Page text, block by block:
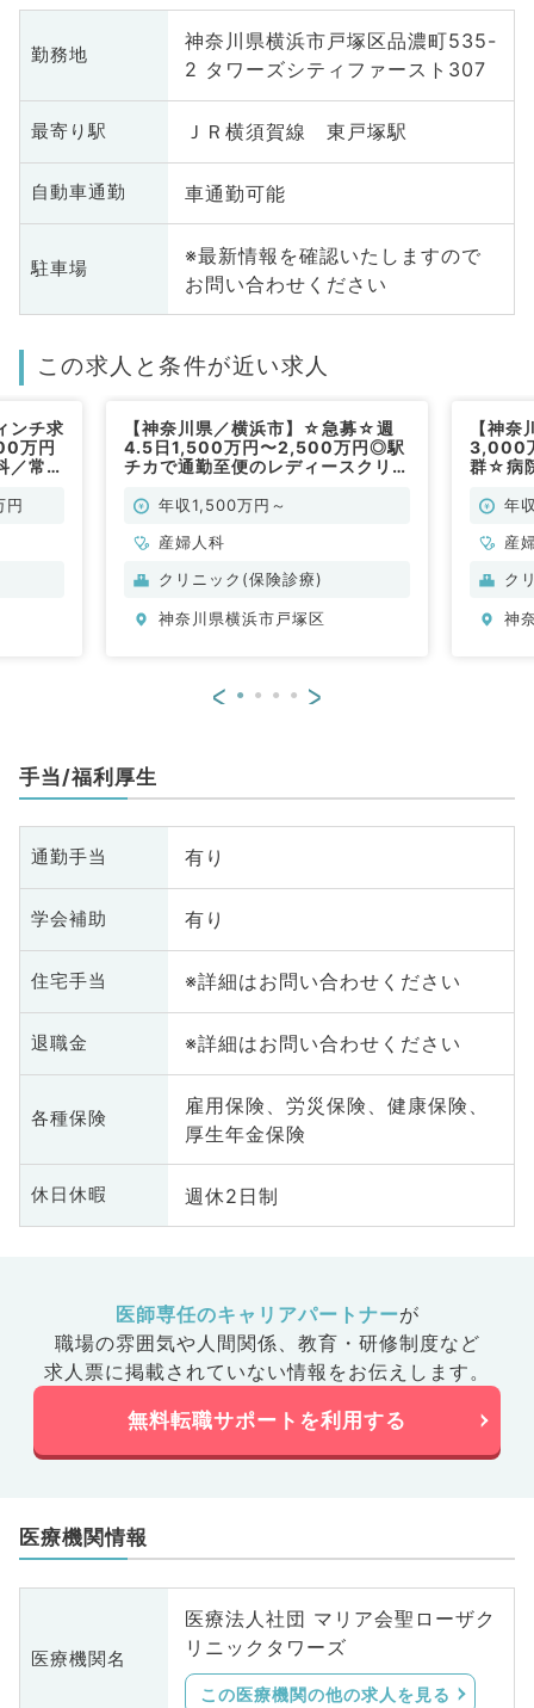
勤務地
神奈川県横浜市戸塚区品濃町535-
2 タワーズシティファースト307
最寄り駅 ＪＲ横須賀線 東戸塚駅
自動車通勤 車通勤可能
駐車場
※最新情報を確認いたしますので
お問い合わせください
この求人と条件が近い求人
ンチ求
万円
／常
円
【神奈川県／横浜市】☆急募☆週
4.5日1,500万円〜2,500万円◎駅
チカで通勤至便のレディースクリニ
／常勤）
年収1,500万円～
産婦人科
クリニック(保険診療)
神奈川県横浜市戸塚区
【神
3,000
群☆病
※（産
年
産
ク
神
< >
手当/福利厚生
通勤手当 有り
学会補助 有り
住宅手当 ※詳細はお問い合わせください
退職金 ※詳細はお問い合わせください
各種保険
雇用保険、労災保険、健康保険、
厚生年金保険
休日休暇 週休2日制
医師専任のキャリアパートナーが
職場の雰囲気や人間関係、 教育・研修制度など
求人票に掲載されていない情報をお伝えします。
無料転職サポートを利用する
医療機関情報
医療機関名
医療法人社団 マリア会聖ローザク
リニックタワーズ
この医療機関の他の求人を見る